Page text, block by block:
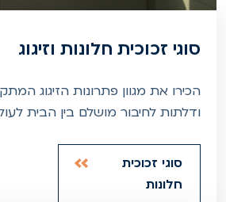
סוגי זכוכית חלונות וזיגוג
הכירו את מגוון פתרונות הזיגוג
ודלתות לחיבור מושלם בין הבית לעולם
סוגי זכוכית
חלונות